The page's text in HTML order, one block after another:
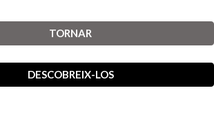
TORNAR
DESCOBREIX-LOS